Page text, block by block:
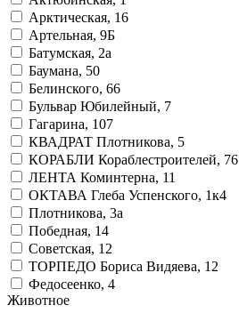
Арктическая, 16
Артельная, 9Б
Батумская, 2а
Баумана, 50
Белинского, 66
Бульвар Юбилейный, 7
Гагарина, 107
КВАДРАТ Плотникова, 5
КОРАБЛИ Кораблестроителей, 76
ЛЕНТА Коминтерна, 11
ОКТАВА Глеба Успенского, 1к4
Плотникова, 3а
Победная, 14
Советская, 12
ТОРПЕДО Бориса Видяева, 12
Федосеенко, 4
Животное